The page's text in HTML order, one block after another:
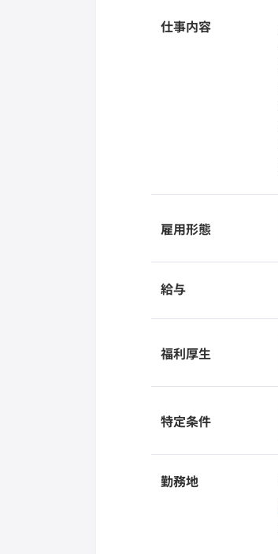
仕事内容
雇用形態
給与
福利厚生
特定条件
勤務地